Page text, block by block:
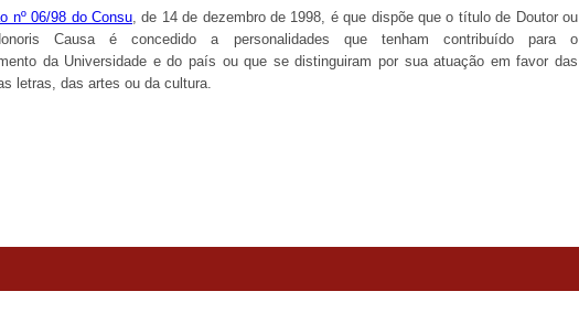
nº 06/98 do Consu, de 14 de dezembro de 1998, é que dispõe que o título de Doutor ou
Causa é concedido a personalidades que tenham contribuído para o
da Universidade e do país ou que se distinguiram por sua atuação em favor das
letras, das artes ou da cultura.